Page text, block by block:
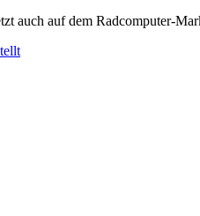
auch auf dem Radcomputer-